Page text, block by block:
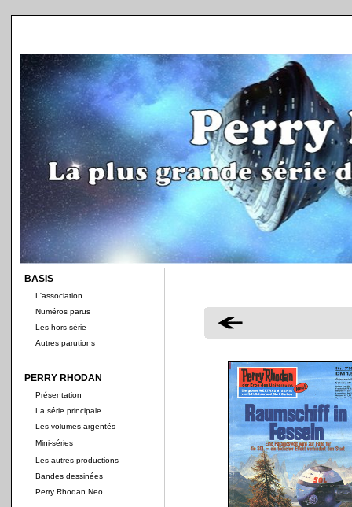
BASIS
L'association
Numéros parus
Les hors-série
Autres parutions
PERRY RHODAN
Présentation
La série principale
Les volumes argentés
Mini-séries
Les autres productions
Bandes dessinées
Perry Rhodan Neo